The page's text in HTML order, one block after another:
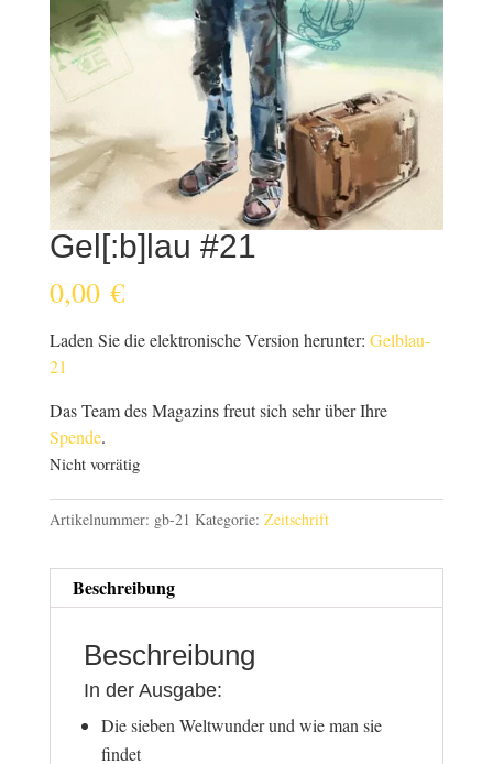
Gel[:b]lau #21
0,00 €
Laden Sie die elektronische Version herunter: Gelblau-
21
Das Team des Magazins freut sich sehr über Ihre
Spende.
Nicht vorrätig
Artikelnummer: gb-21 Kategorie: Zeitschrift
Beschreibung
Beschreibung
In der Ausgabe:
Die sieben Weltwunder und wie man sie
findet